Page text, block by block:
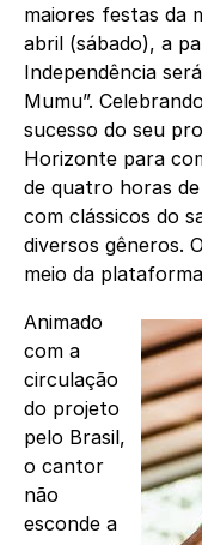
maiores festas da
abril (sábado), a
Independência
Mumu”.
sucesso do seu
Horizonte para
de quatro horas
com clássicos do
diversos gêneros.
meio da
Animado
com a
circulação
do projeto
pelo Brasil,
o cantor
não
esconde a